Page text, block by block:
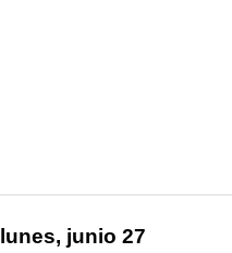
lunes, junio 27